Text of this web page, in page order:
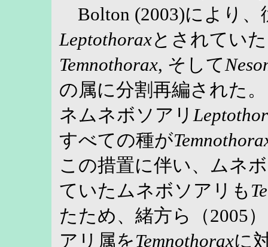
Bolton (2003)により、
Leptothoraxとされてい
Temnothorax, そして
の属に分割再編された
ネムネボソアリ
すべての種が
この措置に伴い、ムネ
ていたムネボソアリも
たため、緒方ら（2005
アリ属をTemnothoraxに